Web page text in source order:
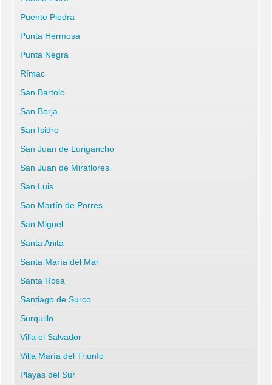
Puente Piedra
Punta Hermosa
Punta Negra
Rímac
San Bartolo
San Borja
San Isidro
San Juan de Lurigancho
San Juan de Miraflores
San Luis
San Martín de Porres
San Miguel
Santa Anita
Santa María del Mar
Santa Rosa
Santiago de Surco
Surquillo
Villa el Salvador
Villa María del Triunfo
Playas del Sur